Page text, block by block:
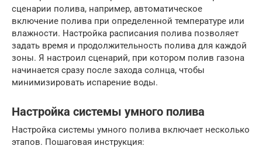
сценарии полива, например, автоматическое
включение полива при определенной температуре или
влажности. Настройка расписания полива позволяет
задать время и продолжительность полива для каждой
зоны. Я настроил сценарий, при котором полив газона
начинается сразу после захода солнца, чтобы
минимизировать испарение воды.
Настройка системы умного полива
Настройка системы умного полива включает несколько
этапов. Пошаговая инструкция: